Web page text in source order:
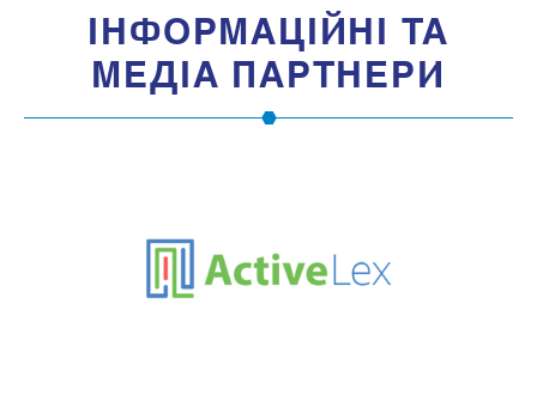
IНФОРМАЦIЙНI ТА
МЕДIА ПАРТНЕРИ